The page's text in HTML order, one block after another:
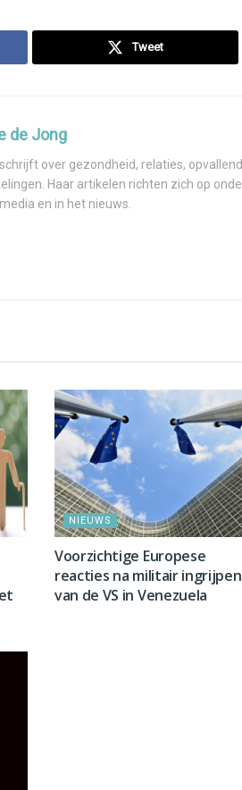
Tweet
de Jong
over gezondheid, relaties,
Haar artikelen richten zich op
en in het nieuws.
NIEUWS
Voorzichtige Europese
reacties na militair ingrijpen
van de VS in Venezuela